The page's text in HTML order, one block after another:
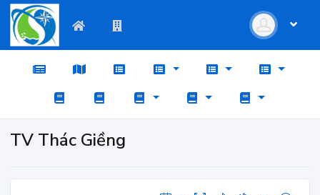
TV Thác Giềng